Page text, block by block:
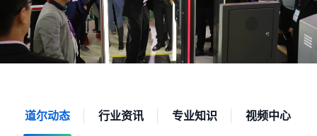
道尔动态 行业资讯 专业知识 视频中心